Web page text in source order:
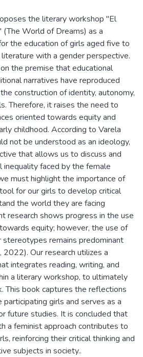
the literary workshop "El
(The World of Dreams) as a
the education of girls aged five to
with a gender perspective.
the premise that educational
narratives have reproduced
construction of identity, autonomy,
Therefore, it raises the need to
oriented towards equity and
childhood. According to Varela
not be understood as an ideology,
that allows us to discuss and
inequality faced by the female
must highlight the importance of
for our girls to develop critical
the world they are facing
research shows progress in the use
equity; however, the use of
stereotypes remains predominant
2022). Our research utilizes a
integrates reading, writing, and
a literary workshop, to ultimately
This book captures the reflections
girls and serves as a
future studies. It is concluded that
a feminist approach contributes to
reinforcing their critical thinking and
subjects in society..